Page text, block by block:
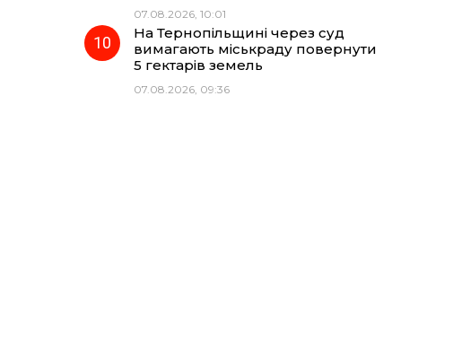
07.08.2026, 10:01
На Тернопільщині через суд
вимагають міськраду повернути
5 гектарів земель
07.08.2026, 09:36